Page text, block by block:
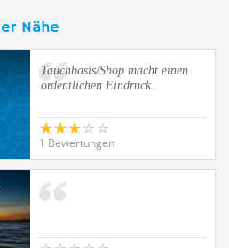
Nähe
Tauchbasis/Shop macht einen
ordentlichen Eindruck.
1 Bewertungen